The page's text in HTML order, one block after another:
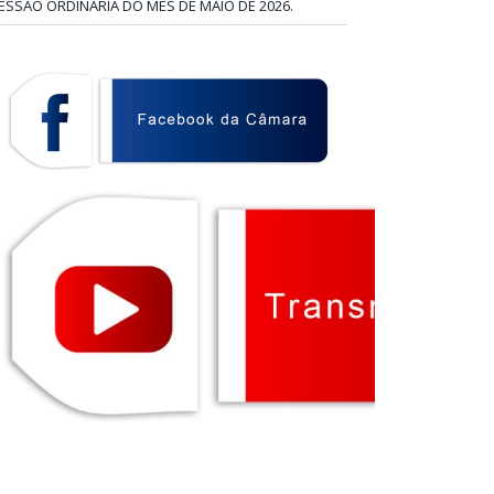
ORDINÁRIA DO MÊS DE MAIO DE 2026.